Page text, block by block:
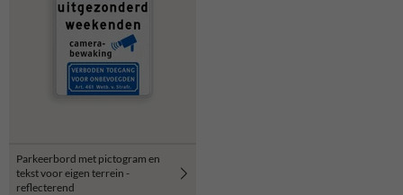
Parkeerbord met pictogram en
tekst voor eigen terrein -
reflecterend